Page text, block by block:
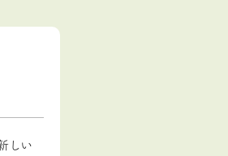
しい